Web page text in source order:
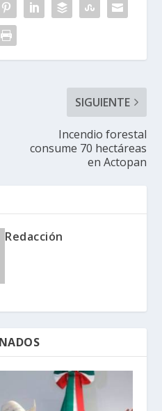
SIGUIENTE
Incendio forestal
consume 70 hectáreas
en Actopan
Redacción